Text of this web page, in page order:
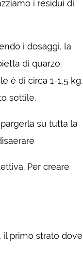
i residui di
i dosaggi, la
di quarzo.
è di circa 1-1,5 kg.
sottile.
su tutta la
Per creare
il primo strato dove